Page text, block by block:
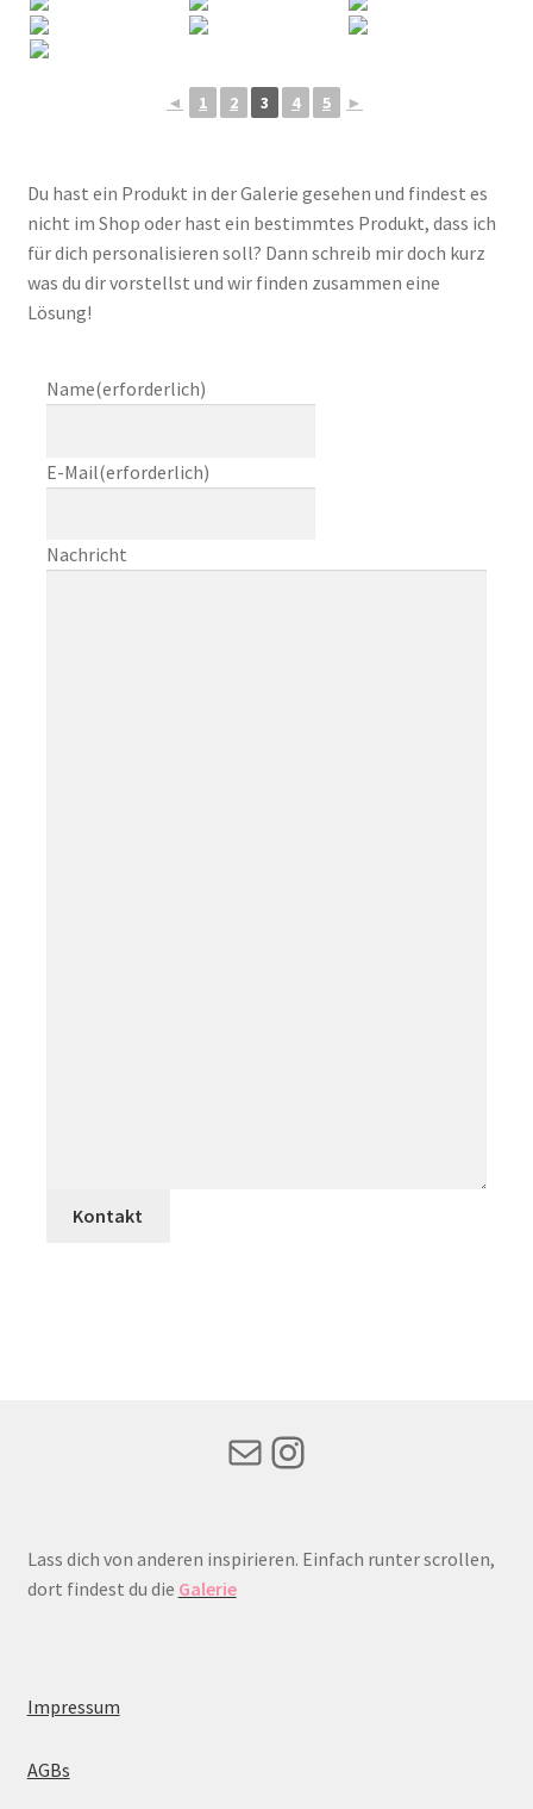
◄ 1 2 3 4 5 ►
Du hast ein Produkt in der Galerie gesehen und findest es
nicht im Shop oder hast ein bestimmtes Produkt, dass ich
für dich personalisieren soll? Dann schreib mir doch kurz
was du dir vorstellst und wir finden zusammen eine
Lösung!
Name(erforderlich)
E-Mail(erforderlich)
Nachricht
Kontakt
MailInstagram
Lass dich von anderen inspirieren. Einfach runter scrollen,
dort findest du die Galerie
Impressum
AGBs